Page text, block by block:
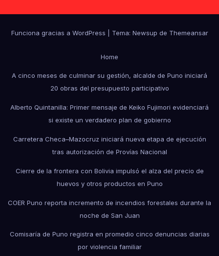
Funciona gracias a WordPress Tema: Newsup de Themeansar
Home
A cinco meses de culminar su gestión, alcalde de Puno iniciará
20 obras del presupuesto participativo
Alberto Quintanilla: Primer mensaje de Keiko Fujimori evidenciará
si existe un verdadero plan de gobierno
Carretera Checa–Mazocruz iniciará nueva etapa de ejecución
tras autorización de Provías Nacional
Cierre de la frontera con Bolivia impulsó el alza del precio de
huevos y otros productos en Puno
COER Puno reporta incremento de incendios forestales durante la
noche de San Juan
Comisaría de Puno registra en promedio cinco denuncias diarias
por violencia familiar